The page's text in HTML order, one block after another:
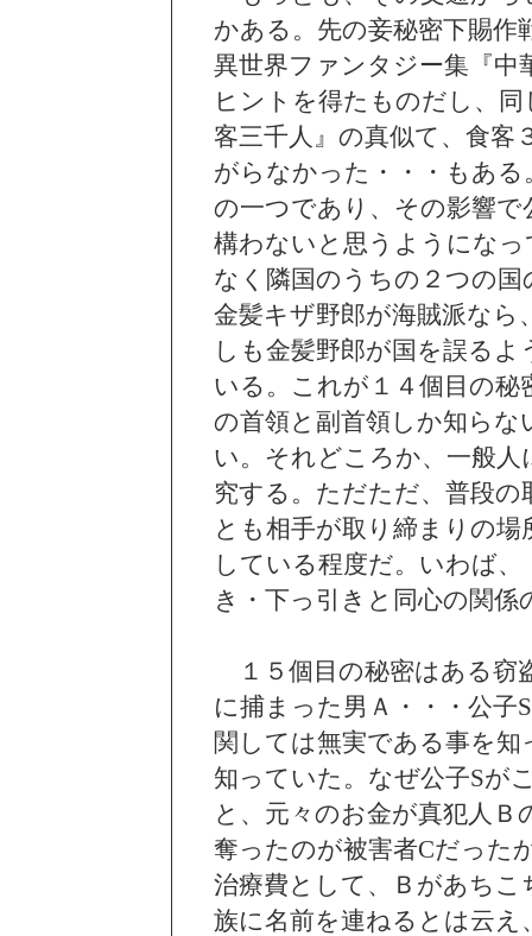
かある。先の妾秘密下賜
異世界ファンタジー集『中
ヒントを得たものだし、
客三千人』の真似て、食客
がらなかった・・・もあ
の一つであり、その影響
構わないと思うようにな
なく隣国のうちの２つの
金髪キザ野郎が海賊派なら
しも金髪野郎が国を誤る
いる。これが１４個目の
の首領と副首領しか知ら
い。それどころか、一般
究する。ただただ、普段
とも相手が取り締まりの
している程度だ。いわば
き・下っ引きと同心の関
１５個目の秘密はある窃
に捕まった男Ａ・・・公子
関しては無実である事を
知っていた。なぜ公子Sが
と、元々のお金が真犯人
奪ったのが被害者Cだった
治療費として、Ｂがあち
族に名前を連ねるとは云